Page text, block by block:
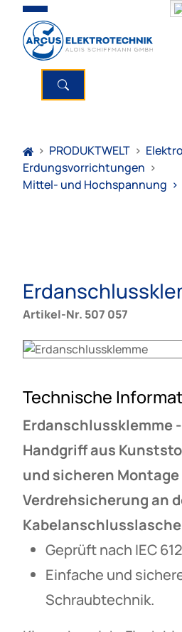
> PRODUKTWELT >
Erdungsvorrichtungen >
Mittel- und Hochspannung >
Artikel-Nr. 507 057
Technische
Erdanschlussklemme
Handgriff aus
und sicheren
Verdrehsicherung an
Kabelanschlusslasche
Geprüft nach IEC
Einfache und
Schraubtechnik.